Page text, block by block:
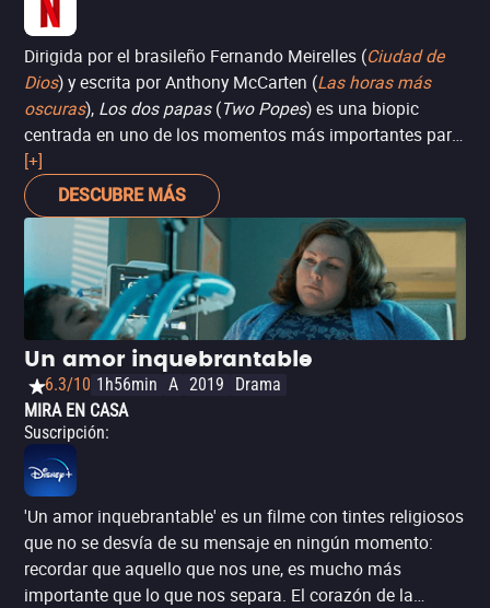
Dirigida por el brasileño Fernando Meirelles (Ciudad de
Dios) y escrita por Anthony McCarten (Las horas más
oscuras), Los dos papas(Two Popes) es una biopic
centrada en uno de los momentos más importantes para
la religión católica en el siglo XXI. Puede que el tema no
sea muy atractivo para los no creyentes, pero las
actuaciones de sus dos gigantes actorales, Anthony
Hopkins (El silencio de los inocentes) y Jonathan Pryce
(La buena esposa) dotan a este drama biográfico de una
sorprendente dosis de buen humor, aunque no es la clase
de película que querrás ver si buscas una dramatización
más fiel a los acontecimientos reales. Nominada a
cuatro Globos de Oro: mejor película de drama, mejor
guión, mejor actor y mejor actor de reparto.
[+]
DESCUBRE MÁS
Un amor inquebrantable
6.3/10 1h56min A 2019
Drama
MIRA EN CASA
Suscripción:
'Un amor inquebrantable' es un filme con tintes religiosos
que no se desvía de su mensaje en ningún momento:
recordar que aquello que nos une, es mucho más
importante que lo que nos separa. El corazón de la